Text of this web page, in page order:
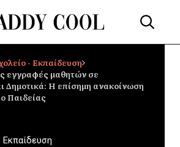
- Εκπαίδευση
εγγραφές μαθητών σε
Δημοτικά: Η επίσημη ανακοίνωση
Παιδείας